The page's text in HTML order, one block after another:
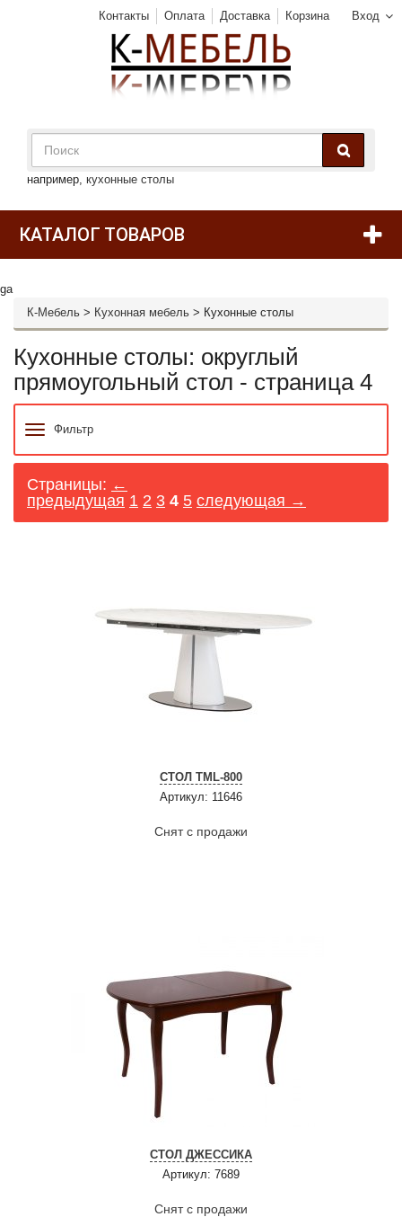
Вход
Контакты Оплата Доставка Корзина
например, кухонные столы
КАТАЛОГ ТОВАРОВ
ga
К-Мебель > Кухонная мебель > Кухонные столы
Кухонные столы: округлый
прямоугольный стол - страница 4
Фильтр
Страницы: ←
предыдущая 1 2 3 4 5 следующая →
СТОЛ TML-800
Артикул: 11646
Снят с продажи
СТОЛ ДЖЕССИКА
Артикул: 7689
Снят с продажи